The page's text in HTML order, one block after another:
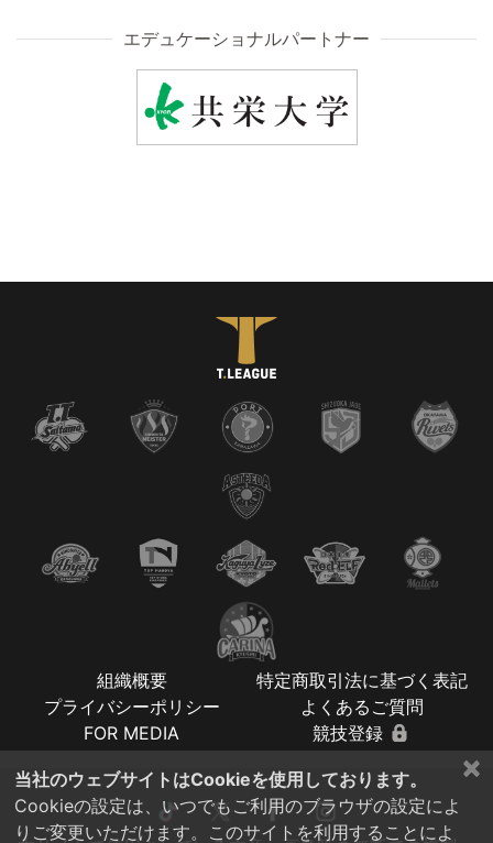
エデュケーショナルパートナー
組織概要
特定商取引法に基づく表記
プライバシーポリシー
よくあるご質問
FOR MEDIA
競技登録
×
当社のウェブサイトはCookieを使用しております。
Cookieの設定は、いつでもご利用のブラウザの設定によ
りご変更いただけます。このサイトを利用することによ